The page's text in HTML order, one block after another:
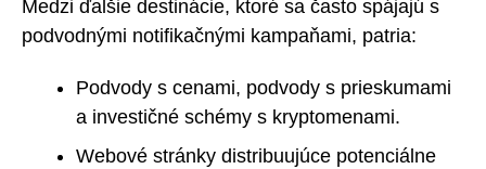
Medzi ďalšie destinácie, ktoré sa často spájajú s
podvodnými notifikačnými kampaňami, patria:
Podvody s cenami, podvody s prieskumami
a investičné schémy s kryptomenami.
Webové stránky distribuujúce potenciálne